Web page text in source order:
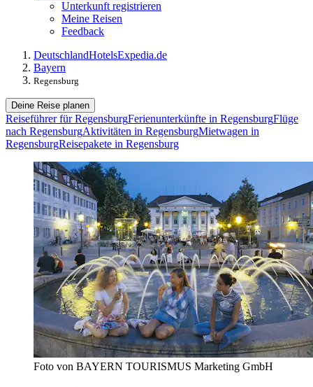
Unterkunft registrieren
Meine Reisen
Feedback
DeutschlandHotelsExpedia.de
Bayern
Regensburg
Deine Reise planen
Reiseführer für RegensburgFerienunterkünfte in RegensburgFlüge
nach RegensburgAktivitäten in RegensburgMietwagen in
RegensburgReisepakete in Regensburg
Foto von BAYERN TOURISMUS Marketing GmbH